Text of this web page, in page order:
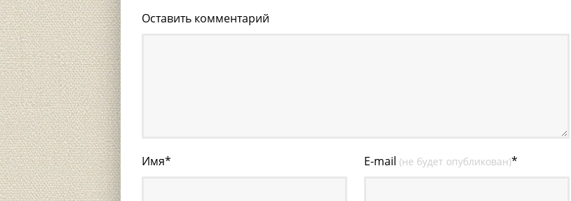
Оставить комментарий
Имя* E-mail (не будет опубликован)*